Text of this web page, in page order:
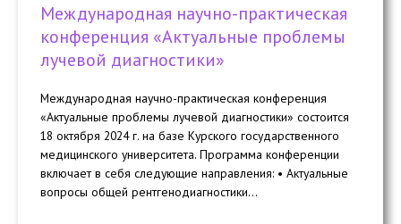
Международная научно-практическая
конференция «Актуальные проблемы
лучевой диагностики»
Международная научно-практическая конференция
«Актуальные проблемы лучевой диагностики» состоится
18 октября 2024 г. на базе Курского государственного
медицинского университета. Программа конференции
включает в себя следующие направления: • Актуальные
вопросы общей рентгенодиагностики...